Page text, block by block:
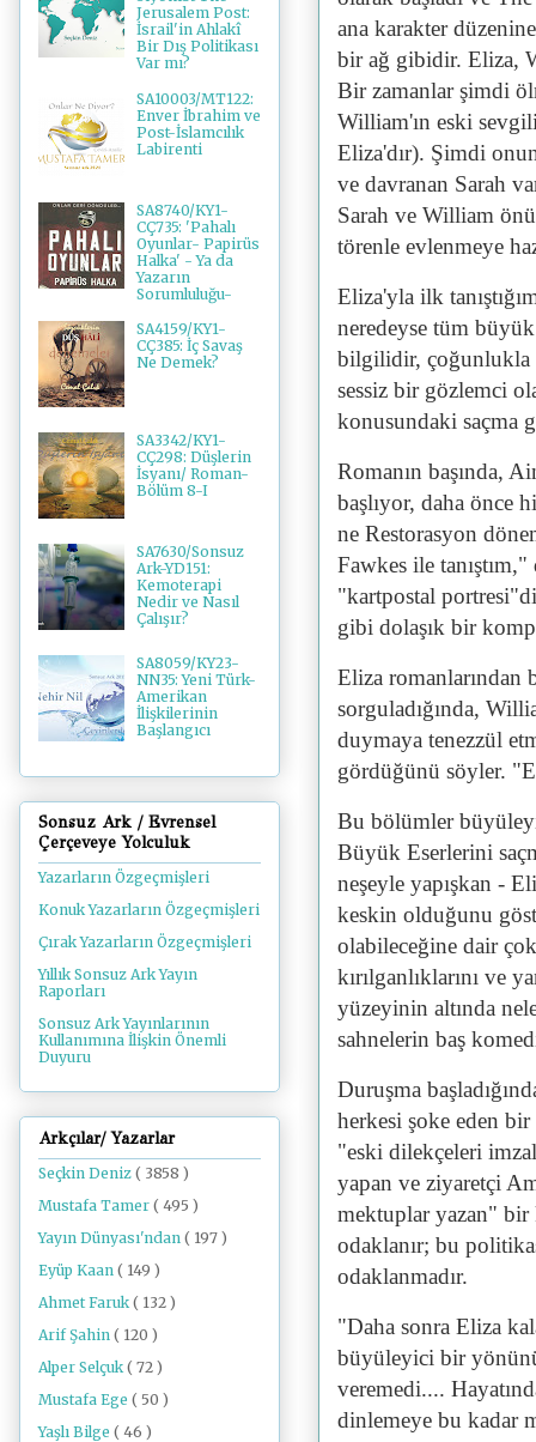
ana karakter
bir ağ gibidir. Eliza,
Bir zamanlar şimdi
William'ın eski
Eliza'dır). Şimdi
ve davranan Sarah
Sarah ve William
törenle evlenmeye
Eliza'yla ilk
neredeyse tüm
bilgilidir, çoğunlukla
sessiz bir gözlemci
konusundaki saçma
Romanın başında,
başlıyor, daha önce
ne Restorasyon
Fawkes ile
"kartpostal
gibi dolaşık bir
Eliza romanlarından
sorguladığında,
duymaya tenezzül
gördüğünü söyler.
Bu bölümler
Büyük Eserlerini
neşeyle yapışkan -
keskin olduğunu
olabileceğine dair
kırılganlıklarını ve
yüzeyinin altında
sahnelerin baş
Duruşma
herkesi şoke eden
"eski dilekçeleri
yapan ve ziyaretçi
mektuplar yazan" bir
odaklanır; bu
odaklanmadır.
"Daha sonra Eliza
büyüleyici bir
veremedi....
dinlemeye bu kadar
Jerusalem Post:
İsrail'in Ahlakî
Bir Dış Politikası
Var mı?
SA10003/MT122:
Enver İbrahim ve
Post-İslamcılık
Labirenti
SA8740/KY1-
CÇ735: 'Pahalı
Oyunlar- Papirüs
Halka' - Ya da
Yazarın
Sorumluluğu-
SA4159/KY1-
CÇ385: İç Savaş
Ne Demek?
SA3342/KY1-
CÇ298: Düşlerin
İsyanı/ Roman-
Bölüm 8-I
SA7630/Sonsuz
Ark-YD151:
Kemoterapi
Nedir ve Nasıl
Çalışır?
SA8059/KY23-
NN35: Yeni Türk-
Amerikan
İlişkilerinin
Başlangıcı
Sonsuz Ark / Evrensel
Çerçeveye Yolculuk
Yazarların Özgeçmişleri
Konuk Yazarların Özgeçmişleri
Çırak Yazarların Özgeçmişleri
Yıllık Sonsuz Ark Yayın
Raporları
Sonsuz Ark Yayınlarının
Kullanımına İlişkin Önemli
Duyuru
Arkçılar/ Yazarlar
Seçkin Deniz ( 3858 )
Mustafa Tamer ( 495 )
Yayın Dünyası'ndan ( 197 )
Eyüp Kaan ( 149 )
Ahmet Faruk ( 132 )
Arif Şahin ( 120 )
Alper Selçuk ( 72 )
Mustafa Ege ( 50 )
Yaşlı Bilge ( 46 )